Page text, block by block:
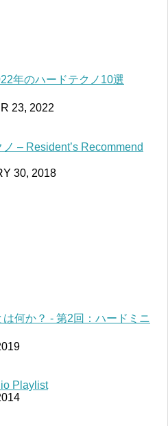
年のハードテクノ10選
23, 2022
– Resident’s Recommend
30, 2018
何か？ - 第2回：ハードミニ
Playlist